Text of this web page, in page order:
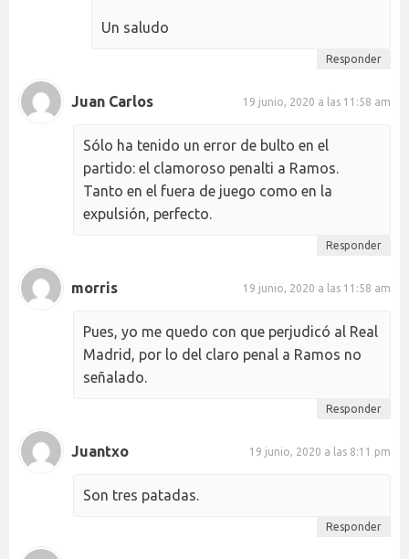
Un saludo
Responder
Juan Carlos 19 junio, 2020 a las 11:58 am
Sólo ha tenido un error de bulto en el
partido: el clamoroso penalti a Ramos.
Tanto en el fuera de juego como en la
expulsión, perfecto.
Responder
morris 19 junio, 2020 a las 11:58 am
Pues, yo me quedo con que perjudicó al Real
Madrid, por lo del claro penal a Ramos no
señalado.
Responder
Juantxo 19 junio, 2020 a las 8:11 pm
Son tres patadas.
Responder